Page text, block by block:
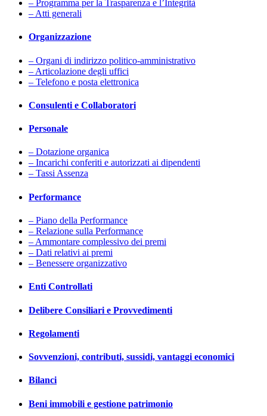
– Programma per la Trasparenza e l’Integrità
– Atti generali
Organizzazione
– Organi di indirizzo politico-amministrativo
– Articolazione degli uffici
– Telefono e posta elettronica
Consulenti e Collaboratori
Personale
– Dotazione organica
– Incarichi conferiti e autorizzati ai dipendenti
– Tassi Assenza
Performance
– Piano della Performance
– Relazione sulla Performance
– Ammontare complessivo dei premi
– Dati relativi ai premi
– Benessere organizzativo
Enti Controllati
Delibere Consiliari e Provvedimenti
Regolamenti
Sovvenzioni, contributi, sussidi, vantaggi economici
Bilanci
Beni immobili e gestione patrimonio